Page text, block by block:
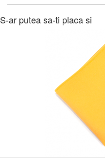
S-ar putea sa-ti placa si